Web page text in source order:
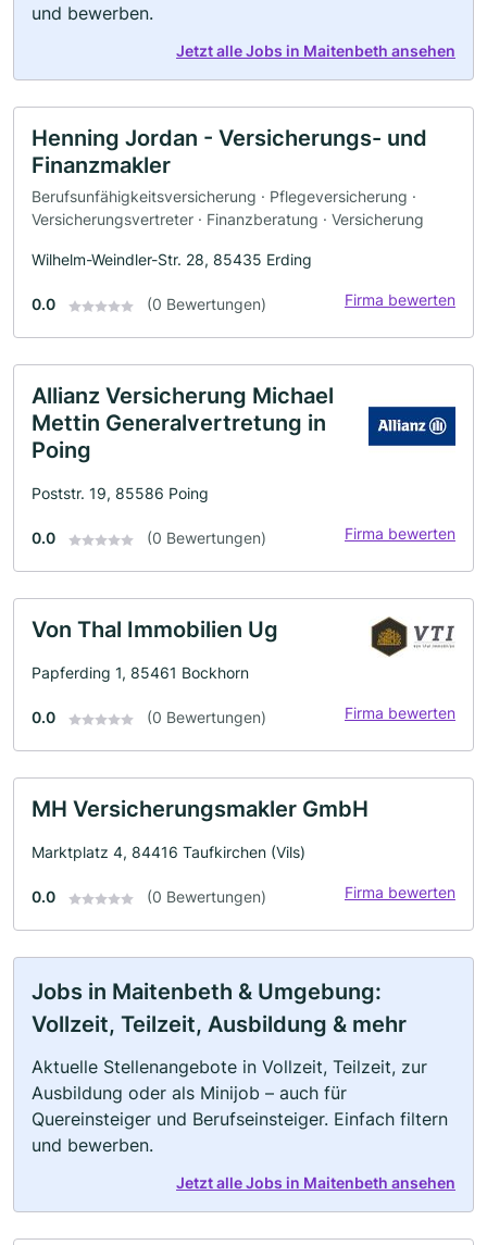
und bewerben.
Jetzt alle Jobs in Maitenbeth ansehen
Henning Jordan - Versicherungs- und
Finanzmakler
Berufsunfähigkeitsversicherung · Pflegeversicherung ·
Versicherungsvertreter · Finanzberatung · Versicherung
Wilhelm-Weindler-Str. 28, 85435 Erding
0.0 (0 Bewertungen) Firma bewerten
Allianz Versicherung Michael
Mettin Generalvertretung in
Poing
Poststr. 19, 85586 Poing
0.0 (0 Bewertungen) Firma bewerten
Von Thal Immobilien Ug
Papferding 1, 85461 Bockhorn
0.0 (0 Bewertungen) Firma bewerten
MH Versicherungsmakler GmbH
Marktplatz 4, 84416 Taufkirchen (Vils)
0.0 (0 Bewertungen) Firma bewerten
Jobs in Maitenbeth & Umgebung:
Vollzeit, Teilzeit, Ausbildung & mehr
Aktuelle Stellenangebote in Vollzeit, Teilzeit, zur
Ausbildung oder als Minijob – auch für
Quereinsteiger und Berufseinsteiger. Einfach filtern
und bewerben.
Jetzt alle Jobs in Maitenbeth ansehen